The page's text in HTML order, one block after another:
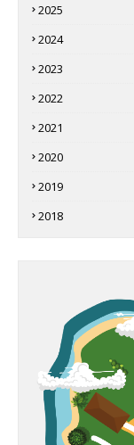
2025
2024
2023
2022
2021
2020
2019
2018